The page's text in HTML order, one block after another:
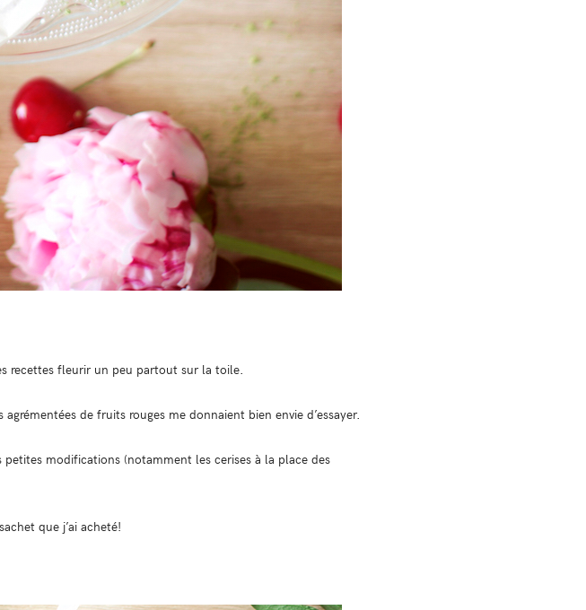
recettes fleurir un peu partout sur la toile.
de fruits rouges me donnaient bien envie d’essayer.
modifications (notamment les cerises à la place des
que j’ai acheté!